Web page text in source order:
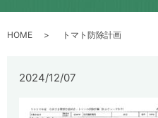
HOME トマト防除計画
2024/12/07